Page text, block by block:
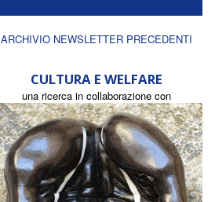
ARCHIVIO NEWSLETTER PRECEDENTI
CULTURA E WELFARE
una ricerca in collaborazione con